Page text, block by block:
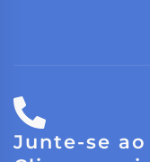
Junte-se